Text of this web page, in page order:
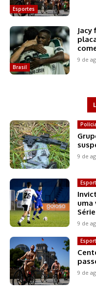
Esportes
Brasil
9 de
Polícia
9 de
uma
9 de
9 de